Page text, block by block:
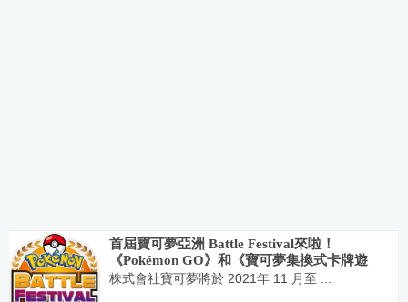
首屆寶可夢亞洲 Battle Festival來啦！
《Pokémon GO》和《寶可夢集換式卡牌遊
戲》 亞洲賽事開打
株式會社寶可夢將於 2021年 11 月至 ...